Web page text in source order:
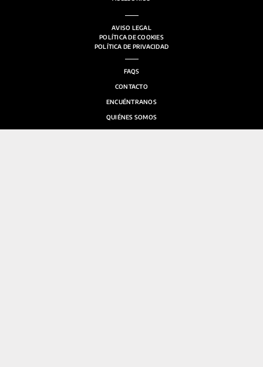
AVISO LEGAL
POLÍTICA DE COOKIES
POLÍTICA DE PRIVACIDAD
FAQS
CONTACTO
ENCUÉNTRANOS
QUIÉNES SOMOS